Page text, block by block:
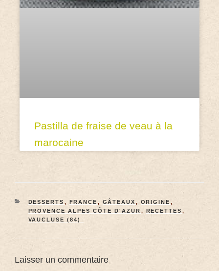
Pastilla de fraise de veau à la
marocaine
DESSERTS , FRANCE , GÂTEAUX , ORIGINE ,
PROVENCE ALPES CÔTE D'AZUR , RECETTES ,
VAUCLUSE (84)
Laisser un commentaire